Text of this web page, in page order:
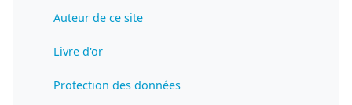
Auteur de ce site
Livre d'or
Protection des données